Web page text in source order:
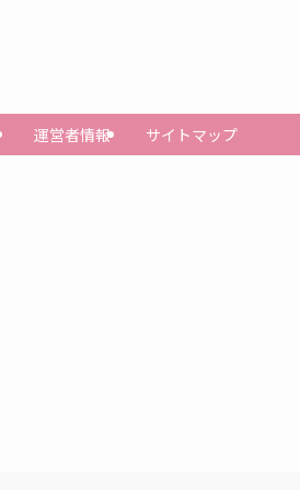
運営者情報 サイトマップ